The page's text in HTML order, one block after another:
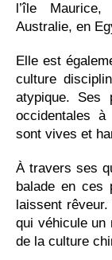
l’île
Australie, en
Elle est
culture
atypique. Ses
occidentales
sont vives et
À travers ses
balade en ces
laissent
qui véhicule un
de la culture